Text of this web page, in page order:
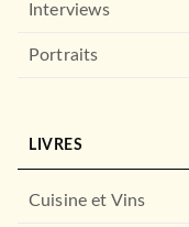
Interviews
Portraits
LIVRES
Cuisine et Vins